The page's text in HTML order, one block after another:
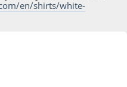
en/shirts/white-